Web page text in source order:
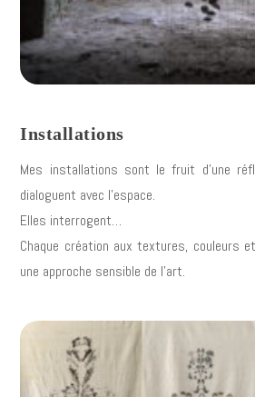
Installations
Mes installations sont le fruit d’une
dialoguent avec l’espace.
Elles interrogent…
Chaque création aux textures, couleurs
une approche sensible de l’art.